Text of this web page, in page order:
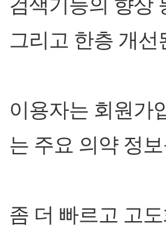
검색기능의 향상
그리고 한층 개
이용자는 회원가
는 주요 의약 정
좀 더 빠르고 고